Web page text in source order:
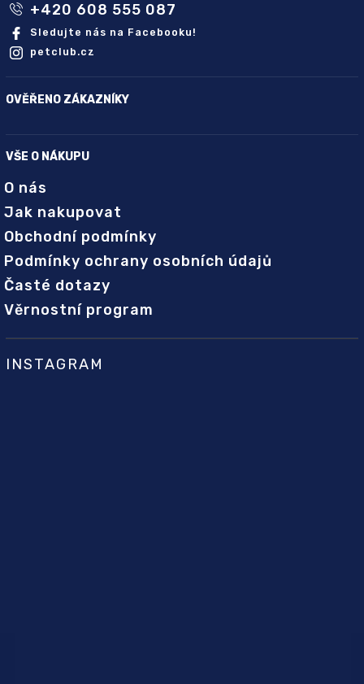
+420 608 555 087
Sledujte nás na Facebooku!
petclub.cz
OVĚŘENO ZÁKAZNÍKY
VŠE O NÁKUPU
O nás
Jak nakupovat
Obchodní podmínky
Podmínky ochrany osobních údajů
Časté dotazy
Věrnostní program
INSTAGRAM